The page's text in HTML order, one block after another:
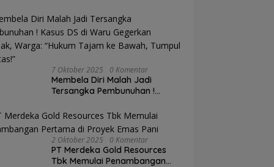
Lintas Sektoral Untuk
Kesehatan Masyarakat
7 Oktober 2025 0 Komentar
Membela Diri Malah Jadi
Tersangka Pembunuhan !
Demak, Warga: “Hukum Tajam
ke Bawah, Tumpul ke Atas!”
2 Oktober 2025 0 Komentar
PT Merdeka Gold Resources
Tbk Memulai Penambangan